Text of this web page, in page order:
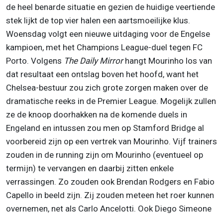
de heel benarde situatie en gezien de huidige veertiende
stek lijkt de top vier halen een aartsmoeilijke klus.
Woensdag volgt een nieuwe uitdaging voor de Engelse
kampioen, met het Champions League-duel tegen FC
Porto. Volgens The Daily Mirrorhangt Mourinho los van
dat resultaat een ontslag boven het hoofd, want het
Chelsea-bestuur zou zich grote zorgen maken over de
dramatische reeks in de Premier League. Mogelijk zullen
ze de knoop doorhakken na de komende duels in
Engeland en intussen zou men op Stamford Bridge al
voorbereid zijn op een vertrek van Mourinho. Vijf trainers
zouden in de running zijn om Mourinho (eventueel op
termijn) te vervangen en daarbij zitten enkele
verrassingen. Zo zouden ook Brendan Rodgers en Fabio
Capello in beeld zijn. Zij zouden meteen het roer kunnen
overnemen, net als Carlo Ancelotti. Ook Diego Simeone